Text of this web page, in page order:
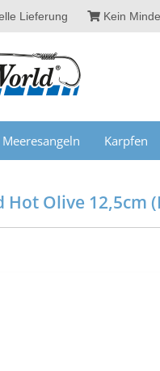
Lieferung Kein
Meeresangeln Karpfen
Hot Olive 12,5cm